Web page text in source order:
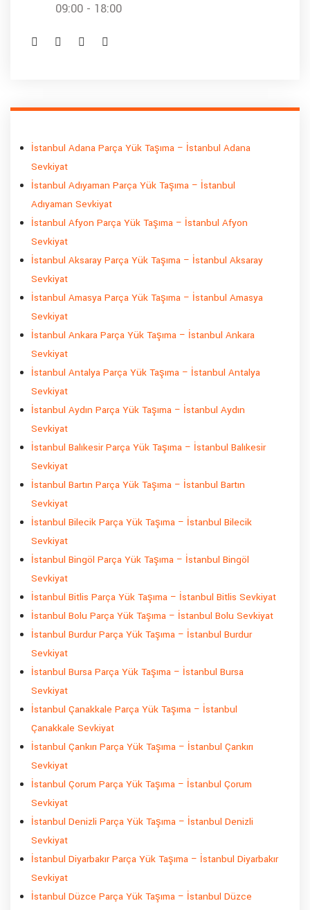
09:00 - 18:00
İstanbul Adana Parça Yük Taşıma – İstanbul Adana
Sevkiyat
İstanbul Adıyaman Parça Yük Taşıma – İstanbul
Adıyaman Sevkiyat
İstanbul Afyon Parça Yük Taşıma – İstanbul Afyon
Sevkiyat
İstanbul Aksaray Parça Yük Taşıma – İstanbul Aksaray
Sevkiyat
İstanbul Amasya Parça Yük Taşıma – İstanbul Amasya
Sevkiyat
İstanbul Ankara Parça Yük Taşıma – İstanbul Ankara
Sevkiyat
İstanbul Antalya Parça Yük Taşıma – İstanbul Antalya
Sevkiyat
İstanbul Aydın Parça Yük Taşıma – İstanbul Aydın
Sevkiyat
İstanbul Balıkesir Parça Yük Taşıma – İstanbul Balıkesir
Sevkiyat
İstanbul Bartın Parça Yük Taşıma – İstanbul Bartın
Sevkiyat
İstanbul Bilecik Parça Yük Taşıma – İstanbul Bilecik
Sevkiyat
İstanbul Bingöl Parça Yük Taşıma – İstanbul Bingöl
Sevkiyat
İstanbul Bitlis Parça Yük Taşıma – İstanbul Bitlis Sevkiyat
İstanbul Bolu Parça Yük Taşıma – İstanbul Bolu Sevkiyat
İstanbul Burdur Parça Yük Taşıma – İstanbul Burdur
Sevkiyat
İstanbul Bursa Parça Yük Taşıma – İstanbul Bursa
Sevkiyat
İstanbul Çanakkale Parça Yük Taşıma – İstanbul
Çanakkale Sevkiyat
İstanbul Çankırı Parça Yük Taşıma – İstanbul Çankırı
Sevkiyat
İstanbul Çorum Parça Yük Taşıma – İstanbul Çorum
Sevkiyat
İstanbul Denizli Parça Yük Taşıma – İstanbul Denizli
Sevkiyat
İstanbul Diyarbakır Parça Yük Taşıma – İstanbul Diyarbakır
Sevkiyat
İstanbul Düzce Parça Yük Taşıma – İstanbul Düzce